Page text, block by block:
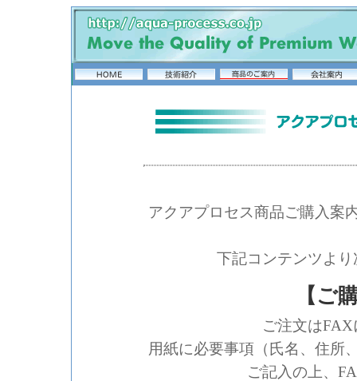
アクアプロセス商品ご購入案
下記コンテンツよ
【ご
ご注文は
用紙に必要事項（氏名、住所
ご記入の上、